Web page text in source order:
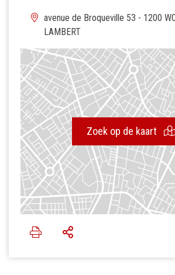
avenue de Broqueville 53 - 1200
LAMBERT
Zoek op de kaart